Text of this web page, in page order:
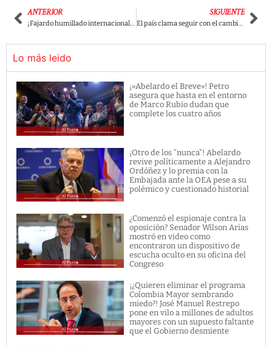
ANTERIOR
¡Fajardo humillado internacionalmente! Serie infantil chilena 31 Minutos lo acaba por usar sus títeres en campaña presidencial
SIGUIENTE
El país clama seguir con el cambio: Cepeda se dispara y deja a Abelardo llorando con los resultados de la nueva encuesta de Invamer
Lo más leido
¡»Abelardo el Breve»! Petro
asegura que hasta en el entorno
de Marco Rubio dudan que
complete los cuatro años
¡Otro de los “nunca”! Abelardo
revive políticamente a Alejandro
Ordóñez y lo premia con la
Embajada ante la OEA pese a su
polémico y cuestionado historial
¿Comenzó el espionaje contra la
oposición? Senador Wilson Arias
mostró en video como
encontraron un dispositivo de
escucha oculto en su oficina del
Congreso
¡¿Quieren eliminar el programa
Colombia Mayor sembrando
miedo?! José Manuel Restrepo
pone en vilo a millones de adultos
mayores con un supuesto faltante
que el Gobierno desmiente